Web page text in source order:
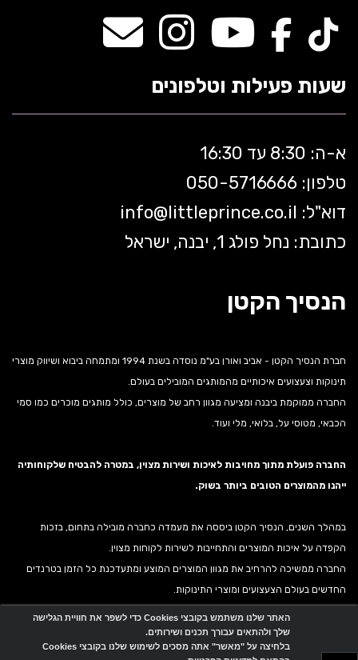
שעות פעילות וטלפונים
א-ה: 8:30 עד 16:30
טלפון: 050-5 716666
דוא"ל:
info@littleprince.co.il
כתובת: נחל פולג 1, יבנה, ישראל
הנסיך הקטן
חברת הנסיך הקטן - אביב ואורן בע"מ נוסדה בשנת 1994 ומתמחה ביבוא ושיווק מוצרי
תינוקות וצעצועים איכותיים מהמותגים המובילים בעולם.
החברה ממוקמת ביבנה ומציעה מגוון רחב של מוצרים, כולל מותגים מוכרים כמו סמי
הכבאי, מטוסי על, בלואי, מלי ועוד.
החברה פועלת מתוך מחויבות לאיכות ושירות מצוין, במטרה להבטיח שלקוחותיה
ייהנו מהמוצרים הטובים ביותר בשוק.
במהלך השנים, הנסיך הקטן ביססה את מעמדה כחברה מובילה בתחום, בזכות
הקפדה על איכות המוצרים והתחייבות לשירות לקוחות מצוין.
החברה ממשיכה להרחיב את מגוון המוצרים המוצע ומתעדכנת כל הזמן בטרנדים
החדשים בעולם הצעצועים ומוצרי התינוקות.
אתר זה מופעל באמצעותWobily
האתר שלנו משתמש בקובצי Cookies כדי לשפר את חוויית הגלישה
שלך ולהתאים עבורך תכנים ושירותים.
בלחיצה על "מאשר" אתה מסכים לשימוש שלנו בקובצי Cookies